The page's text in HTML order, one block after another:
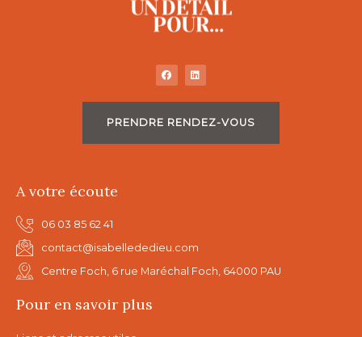
PRENDRE RENDEZ-VOUS
A votre écoute
06 03 85 62 41
contact@isabellededieu.com
Centre Foch, 6 rue Maréchal Foch, 64000 PAU
Pour en savoir plus